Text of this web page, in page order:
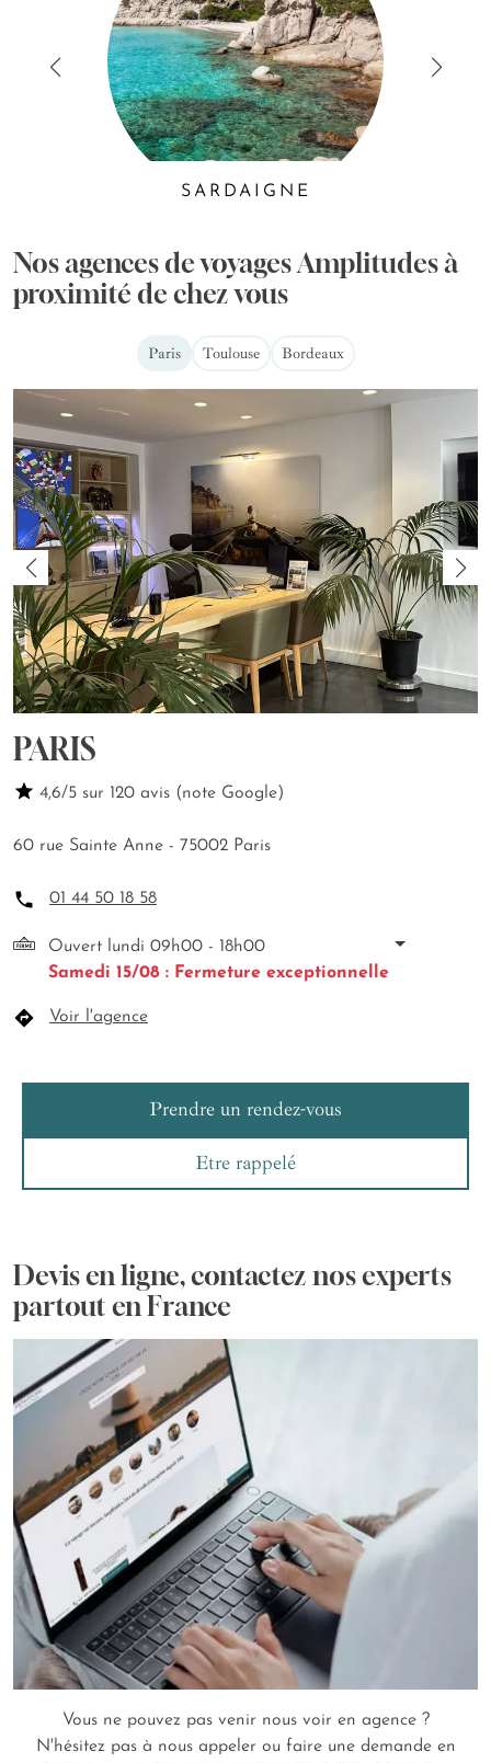
SARDAIGNE
Nos agences de voyages Amplitudes à
proximité de chez vous
Paris Toulouse Bordeaux
PARIS
4,6/5 sur 120 avis (note Google)
60 rue Sainte Anne - 75002 Paris
01 44 50 18 58
Ouvert lundi 09h00 - 18h00
Samedi 15/08 : Fermeture exceptionnelle
Voir l'agence
Prendre un rendez-vous
Etre rappelé
Devis en ligne, contactez nos experts
partout en France
Vous ne pouvez pas venir nous voir en agence ?
N'hésitez pas à nous appeler ou faire une demande en